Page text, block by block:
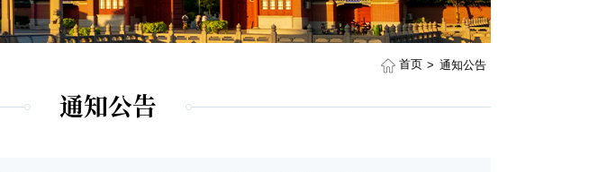
首页 > 通知公告
通知公告